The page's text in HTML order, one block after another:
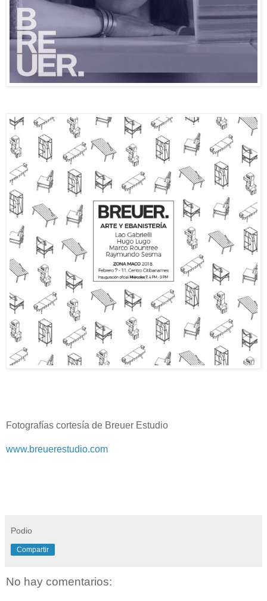
Fotografías cortesía de Breuer Estudio
www.breuerestudio.com
Podio
Compartir
No hay comentarios: